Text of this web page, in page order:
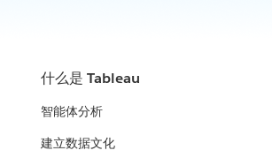
什么是 Tableau
智能体分析
建立数据文化